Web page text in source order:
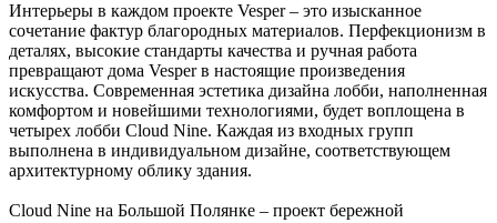
Интерьеры в каждом проекте Vesper – это изысканное
сочетание фактур благородных материалов. Перфекционизм в
деталях, высокие стандарты качества и ручная работа
превращают дома Vesper в настоящие произведения
искусства. Современная эстетика дизайна лобби, наполненная
комфортом и новейшими технологиями, будет воплощена в
четырех лобби Cloud Nine. Каждая из входных групп
выполнена в индивидуальном дизайне, соответствующем
архитектурному облику здания.
Cloud Nine на Большой Полянке – проект бережной